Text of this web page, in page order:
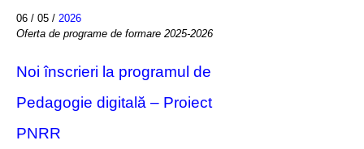
06 / 05 / 2026
Oferta de programe de formare 2025-2026
Noi înscrieri la programul de
Pedagogie digitală – Proiect
PNRR